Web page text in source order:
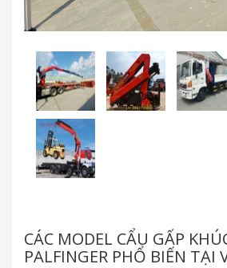
CÁC MODEL CẨU GẤP
PALFINGER PHỔ BIẾN TẠI